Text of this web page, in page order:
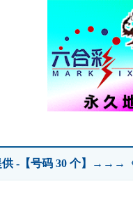
供 -【号码 30 个】